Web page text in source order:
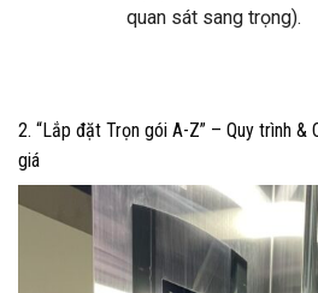
quan sát sang trọng).
2. “Lắp đặt Trọn gói A-Z” – Quy trình &
giá